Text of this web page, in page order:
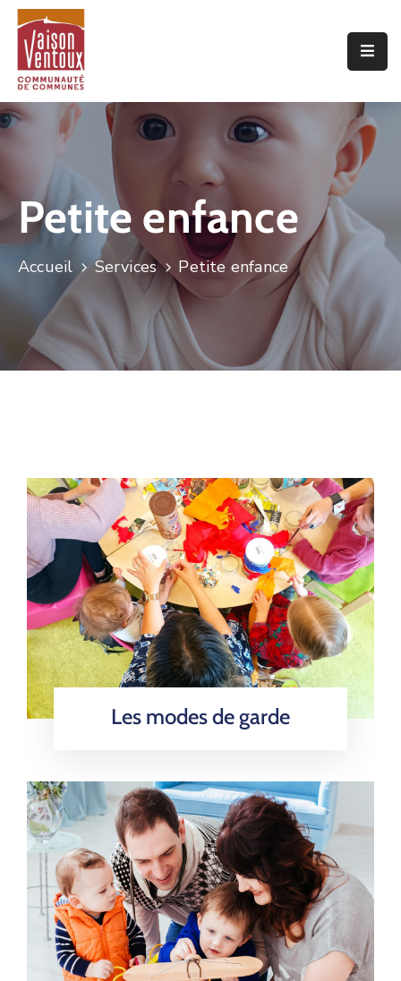
Accueil
L’interco
Economie
Projets
Territoire
Découvrir
Petite enfance
Accueil Services Petite enfance
Les modes de garde